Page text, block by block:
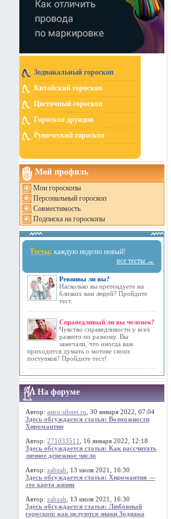
Зодиакальный гороскоп
Китайский гороскоп
Цветочный гороскоп
Гороскоп друидов
Рунический гороскоп
Мой профиль
Мои гороскопы
Персональный гороскоп
Совместимость
Подписка на гороскопы
Тесты: каждую неделю новый!
все тесты →
Ревнивы ли вы?
Насколько вы претендуете на
близких вам людей? Пройдите
тест.
Справедливый ли вы человек?
Чувство справедливости у всех
развито по разному. Вы
замечали, что иногда вам
приходится думать о мотиве своих
поступков? Пройдите тест!
На форуме
Автор: astro.sibnet.ru , 30 января 2022, 07:04
Здесь обсуждается статья: Возможности
Хиромантии
Автор: 271033511
, 16 января 2022, 12:18
Здесь обсуждается статья: Как рассчитать
личное денежное число
Автор: zabzab , 13 июля 2021, 16:30
Здесь обсуждается статья: Хиромантия —
это карта жизни
Автор: zabzab , 13 июля 2021, 16:30
Здесь обсуждается статья: Любовный
гороскоп: как целуются знаки Зодиака